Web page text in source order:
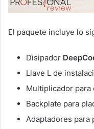
El paquete incluye lo
Disipador
Llave L de
Multiplicador
Backplate para
Adaptadores para